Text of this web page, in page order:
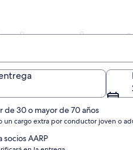
de
de 30 o mayor de 70 años
un cargo extra por conductor joven o
AARP